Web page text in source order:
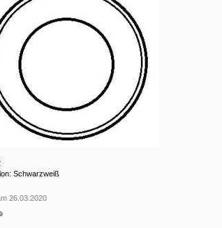
Schwarzweiß
26.03.2020